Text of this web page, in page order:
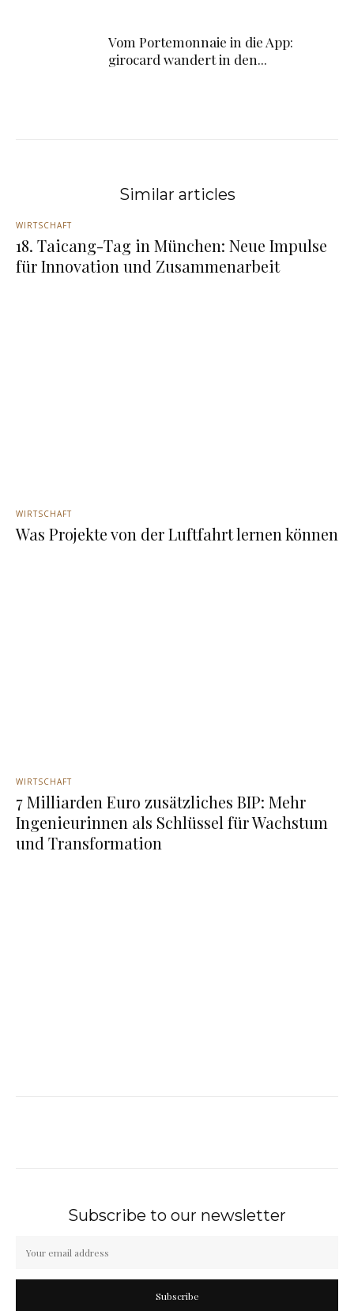
Vom Portemonnaie in die App:
girocard wandert in den...
Similar articles
WIRTSCHAFT
18. Taicang-Tag in München: Neue Impulse
für Innovation und Zusammenarbeit
WIRTSCHAFT
Was Projekte von der Luftfahrt lernen können
WIRTSCHAFT
7 Milliarden Euro zusätzliches BIP: Mehr
Ingenieurinnen als Schlüssel für Wachstum
und Transformation
Subscribe to our newsletter
Subscribe